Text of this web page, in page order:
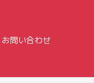
お問い合わせ